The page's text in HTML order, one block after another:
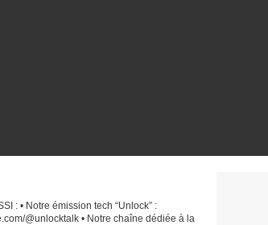
: • Notre émission tech “Unlock” :
@unlocktalk • Notre chaîne dédiée à la